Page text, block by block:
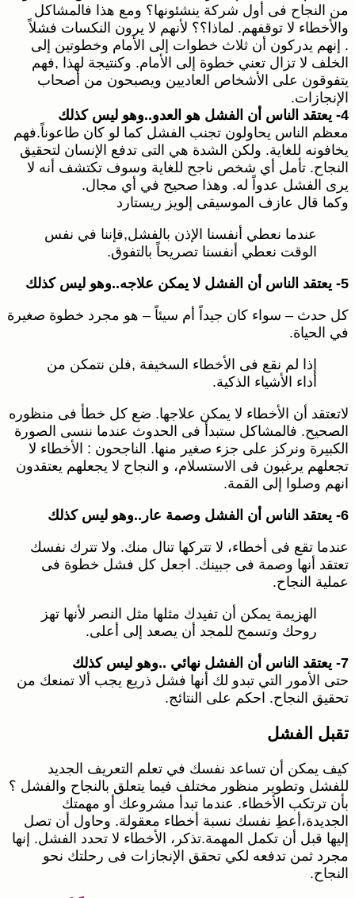
من النجاح فى أول شركة ينشئونها؟ ومع هذا فالمشاكل
والأخطاء لا توقفهم. لماذا؟؟ لأنهم لا يرون النكسات فشلاً
. إنهم يدركون أن ثلاث خطوات إلى الأمام وخطوتين إلى
الخلف لا تزال تعني خطوة إلى الأمام. وكنتيجة لهذا ,فهم
يتفوقون على الأشخاص العاديين ويصبحون من أصحاب
الإنجازات.
4- يعتقد الناس أن الفشل هو العدو..وهو ليس كذلك
معظم الناس يحاولون تجنب الفشل كما لو كان طاعوناً.فهم
يخافونه للغاية. ولكن الشدة هي التى تدفع الإنسان لتحقيق
النجاح. تأمل أي شخص ناجح للغاية وسوف تكتشف أنه لا
يرى الفشل عدواً له. وهذا صحيح في أي مجال.
وكما قال عازف الموسيقى إلويز ريستارد
عندما نعطي أنفسنا الإذن بالفشل,فإننا في نفس
الوقت نعطي أنفسنا تصريحاً بالتفوق.
5- يعتقد الناس أن الفشل لا يمكن علاجه..وهو ليس كذلك
كل حدث – سواء كان جيداً أم سيئاً – هو مجرد خطوة صغيرة
في الحياة.
إذا لم نقع فى الأخطاء السخيفة ,فلن نتمكن من
أداء الأشياء الذكية.
لاتعتقد أن الأخطاء لا يمكن علاجها. ضع كل خطأ فى منظوره
الصحيح. فالمشاكل ستبدأ فى الحدوث عندما ننسى الصورة
الكبيرة ونركز على جزء صغير منها. الناجحون : الأخطاء لا
تجعلهم يرغبون فى الاستسلام، و النجاح لا يجعلهم يعتقدون
انهم وصلوا إلى القمة.
6- يعتقد الناس أن الفشل وصمة عار..وهو ليس كذلك
عندما تقع فى أخطاء، لا تتركها تنال منك. ولا تترك نفسك
تعتقد أنها وصمة فى جبينك. اجعل كل فشل خطوة فى
عملية النجاح.
الهزيمة يمكن أن تفيدك مثلها مثل النصر لأنها تهز
روحك وتسمح للمجد أن يصعد إلى أعلى.
7- يعتقد الناس أن الفشل نهائي ..وهو ليس كذلك
حتى الأمور التي تبدو لك أنها فشل ذريع يجب ألا تمنعك من
تحقيق النجاح. احكم على النتائج.
تقبل الفشل
كيف يمكن أن تساعد نفسك في تعلم التعريف الجديد
للفشل وتطوير منظور مختلف فيما يتعلق بالنجاح والفشل ؟
بأن ترتكب الأخطاء. عندما تبدأ مشروعك أو مهمتك
الجديدة،أعطِ نفسك نسبة أخطاء معقولة. وحاول أن تصل
إليها قبل أن تكمل المهمة.تذكر، الأخطاء لا تحدد الفشل. إنها
مجرد ثمن تدفعه لكي تحقق الإنجازات فى رحلتك نحو
النجاح.